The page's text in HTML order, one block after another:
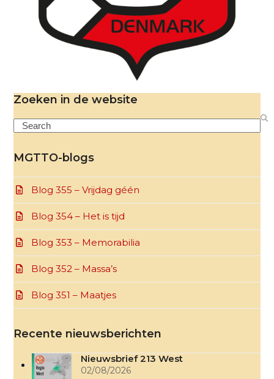
Zoeken in de website
Search
MGTTO-blogs
Blog 355 – Vrijdag géén
Blog 354 – Het is tijd
Blog 353 – Memorabilia
Blog 352 – Massa’s
Blog 351 – Maatjes
Recente nieuwsberichten
Nieuwsbrief 213 West
02/08/2026